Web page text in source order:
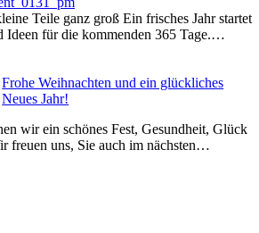
Teile ganz groß Ein frisches Jahr startet
Ideen für die kommenden 365 Tage.…
Frohe Weihnachten und ein glückliches
Neues Jahr!
wir ein schönes Fest, Gesundheit, Glück
freuen uns, Sie auch im nächsten…